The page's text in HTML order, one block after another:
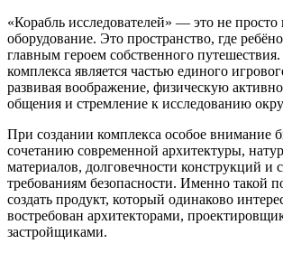
«Корабль исследователей» — это не просто
оборудование. Это пространство, где
главным героем собственного
комплекса является частью единого
развивая воображение, физическую
общения и стремление к исследованию
При создании комплекса особое внимание
сочетанию современной архитектуры,
материалов, долговечности конструкций и
требованиям безопасности. Именно такой
создать продукт, который одинаково
востребован архитекторами,
застройщиками.